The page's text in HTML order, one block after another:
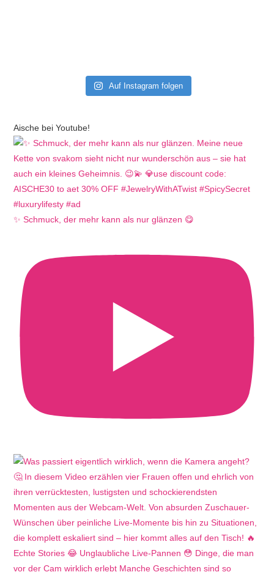
Auf Instagram folgen
Aische bei Youtube!
✨ Schmuck, der mehr kann als nur glänzen 😋